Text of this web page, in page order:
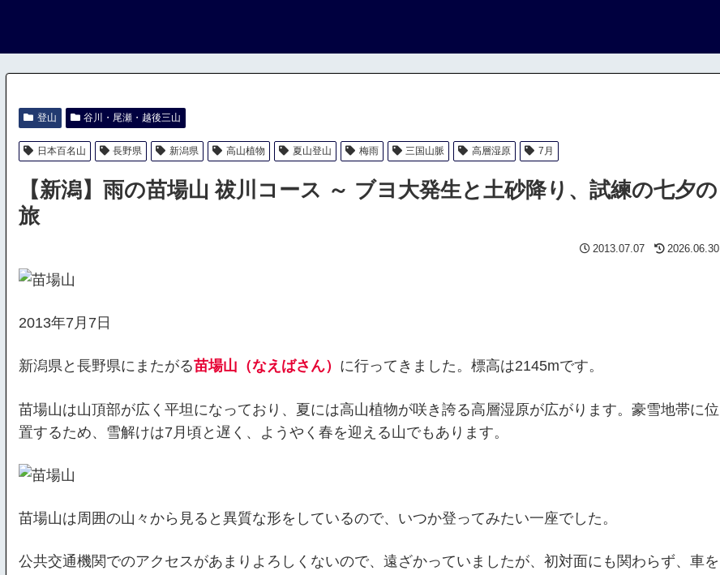
登山 谷川・尾瀬・越後三山
日本百名山 長野県 新潟県 高山植物 夏山登山 梅雨 三国山脈 高層湿原 7月
【新潟】雨の苗場山 祓川コース ～ ブヨ大発生と土砂降り、試練の七夕の
旅
2013.07.07 2026.06.30
2013年7月7日
新潟県と長野県にまたがる苗場山（なえばさん） に行ってきました。標高は2145mです。
苗場山は山頂部が広く平坦になっており、夏には高山植物が咲き誇る高層湿原が広がります。豪雪地帯に位
置するため、雪解けは7月頃と遅く、ようやく春を迎える山でもあります。
苗場山は周囲の山々から見ると異質な形をしているので、いつか登ってみたい一座でした。
公共交通機関でのアクセスがあまりよろしくないので、遠ざかっていましたが、初対面にも関わらず、車を